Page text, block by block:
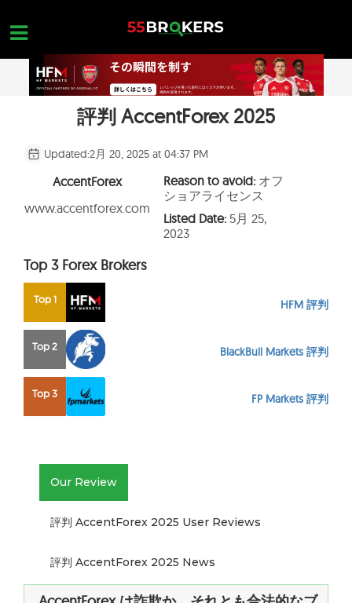
content
FX会社 詐欺
外国為替教育
お問合せ
評判 AccentForex 2025
Updated:2月 20, 2025 at 04:37 PM
AccentForex
www.accentforex.com
Reason to avoid:オフ
ショアライセンス
Listed Date:5月 25,
2023
Top 3 Forex Brokers
Top 1 HFM 評判
Top 2 BlackBull Markets 評判
Top 3 FP Markets 評判
Our Review
評判 AccentForex 2025 User Reviews
評判 AccentForex 2025 News